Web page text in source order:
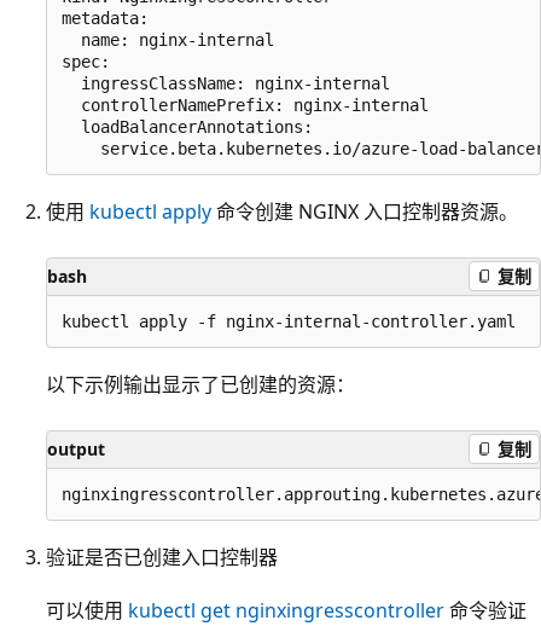
metadata:
  name: nginx-internal
spec:
  ingressClassName: nginx-internal
  controllerNamePrefix: nginx-internal
  loadBalancerAnnotations:
使用 kubectl apply命令创建 NGINX 入口控制器资源。
bash 复制
以下示例输出显示了已创建的资源：
output 复制
验证是否已创建入口控制器
可以使用 kubectl get nginxingresscontroller命令验证